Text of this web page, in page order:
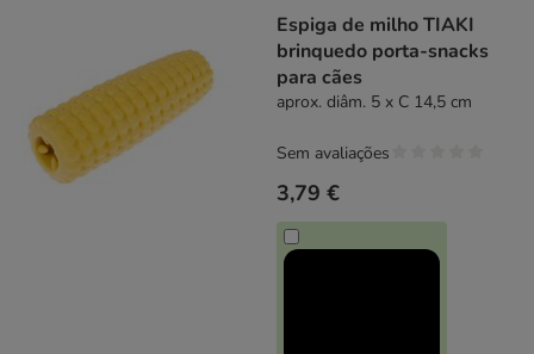
Espiga de milho TIAKI
brinquedo porta-snacks
para cães
aprox. diâm. 5 x C 14,5 cm
3,79 €
Sem avaliações